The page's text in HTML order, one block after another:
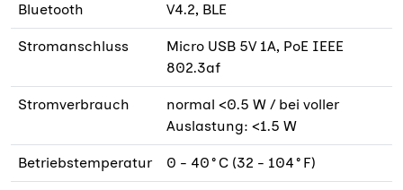
Bluetooth V4.2, BLE
Stromanschluss
Micro USB 5V 1A, PoE IEEE
802.3af
Stromverbrauch
normal <0.5 W / bei voller
Auslastung: <1.5 W
Betriebstemperatur 0 - 40°C (32 - 104°F)